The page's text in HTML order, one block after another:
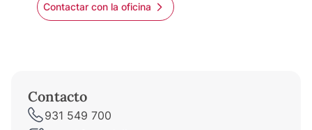
Contactar con la oficina
Contacto
931 549 700